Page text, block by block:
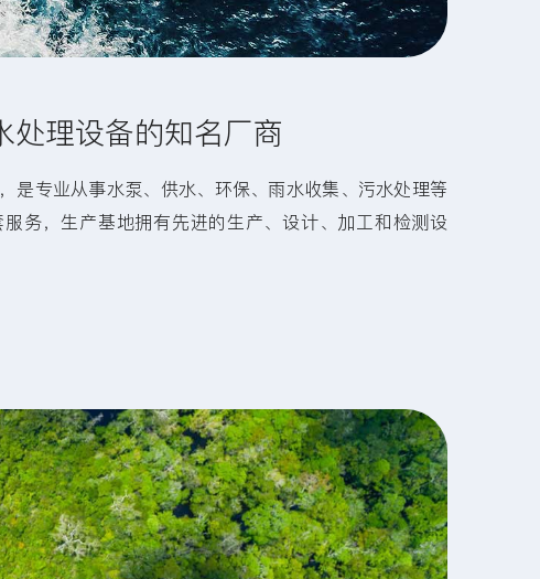
处理设备的知名厂商
是专业从事水泵、供水、环保、雨水收集、污水处理等
务，生产基地拥有先进的生产、设计、加工和检测设